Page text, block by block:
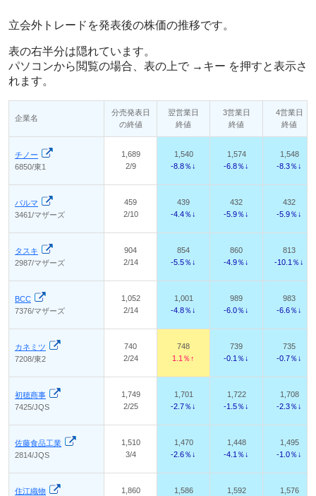
立会外トレードを発表後の株価の推移です。
表の右半分は隠れています。
パソコンから閲覧の場合、表の上で →キー を押すと表示さ
れます。
企業名
分売発表日
の終値
翌営業日
終値
3営業日
終値
4営業日
終値
チノー
6850/東1
1,689
2/9
1,540
-8.8％↓
1,574
-6.8％↓
1,548
-8.3％↓
パルマ
3461/マザーズ
459
2/10
439
-4.4％↓
432
-5.9％↓
432
-5.9％↓
タスキ
2987/マザーズ
904
2/14
854
-5.5％↓
860
-4.9％↓
813
-10.1％↓
BCC
7376/マザーズ
1,052
2/14
1,001
-4.8％↓
989
-6.0％↓
983
-6.6％↓
カネミツ
7208/東2
740
2/24
748
1.1％↑
739
-0.1％↓
735
-0.7％↓
初穂商事
7425/JQS
1,749
2/25
1,701
-2.7％↓
1,722
-1.5％↓
1,708
-2.3％↓
佐藤食品工業
2814/JQS
1,510
3/4
1,470
-2.6％↓
1,448
-4.1％↓
1,495
-1.0％↓
住江織物
1,860
1,586
1,592
1,576